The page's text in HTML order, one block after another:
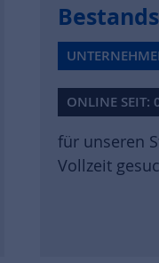
ONLINE SEIT:
für unseren
Vollzeit